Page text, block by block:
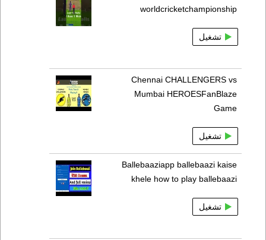
worldcricketchampionship
تشغيل
Chennai CHALLENGERS vs
Mumbai HEROESFanBlaze
Game
تشغيل
Ballebaaziapp ballebaazi kaise
khele how to play ballebaazi
تشغيل